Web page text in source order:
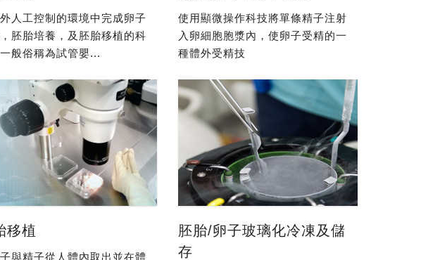
人工控制的環境中完成卵子
胚胎培養，及胚胎移植的科
般俗稱為試管嬰...
使用顯微操作科技將單條精子注射
入卵細胞胞漿內，使卵子受精的一
種體外受精技
移植
與精子從人體內取出並在體
胚胎/卵子玻璃化冷凍及儲
存